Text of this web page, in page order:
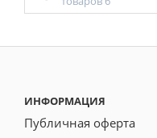
ИНФОРМАЦИЯ
Публичная оферта